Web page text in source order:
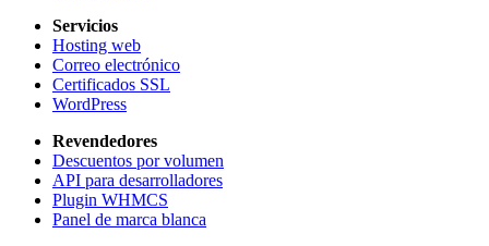
Servicios
Hosting web
Correo electrónico
Certificados SSL
WordPress
Revendedores
Descuentos por volumen
API para desarrolladores
Plugin WHMCS
Panel de marca blanca